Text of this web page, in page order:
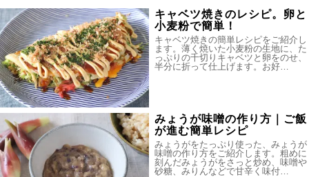
キャベツ焼きのレシピ。卵と
小麦粉で簡単！
キャベツ焼きの簡単レシピをご紹介し
ます。薄く焼いた小麦粉の生地に、た
っぷりの千切りキャベツと卵をのせ、
半分に折って仕上げます。お好…
みょうが味噌の作り方｜ご飯
が進む簡単レシピ
みょうがをたっぷり使った、みょうが
味噌の作り方をご紹介します。粗めに
刻んだみょうがをさっと炒め、味噌や
砂糖、みりんなどで甘辛く味付…